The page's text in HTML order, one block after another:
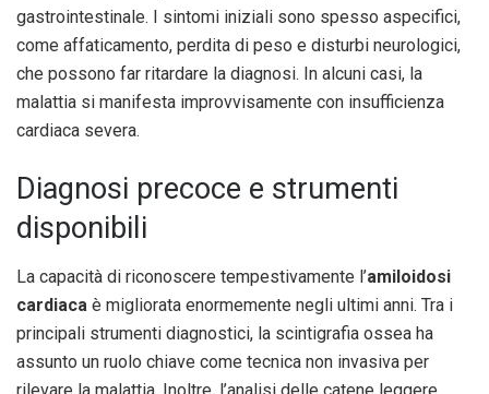
gastrointestinale. I sintomi iniziali sono spesso aspecifici,
come affaticamento, perdita di peso e disturbi neurologici,
che possono far ritardare la diagnosi. In alcuni casi, la
malattia si manifesta improvvisamente con insufficienza
cardiaca severa.
Diagnosi precoce e strumenti
disponibili
La capacità di riconoscere tempestivamente l’amiloidosi
cardiaca è migliorata enormemente negli ultimi anni. Tra i
principali strumenti diagnostici, la scintigrafia ossea ha
assunto un ruolo chiave come tecnica non invasiva per